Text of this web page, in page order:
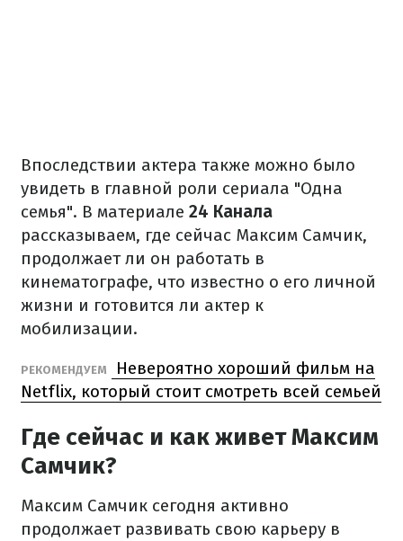
Впоследствии актера также можно было
увидеть в главной роли сериала "Одна
семья". В материале 24 Канала
рассказываем, где сейчас Максим Самчик,
продолжает ли он работать в
кинематографе, что известно о его личной
жизни и готовится ли актер к
мобилизации.
РЕКОМЕНДУЕМ
Невероятно хороший фильм на
Netflix, который стоит смотреть всей семьей
Где сейчас и как живет Максим
Самчик?
Максим Самчик сегодня активно
продолжает развивать свою карьеру в